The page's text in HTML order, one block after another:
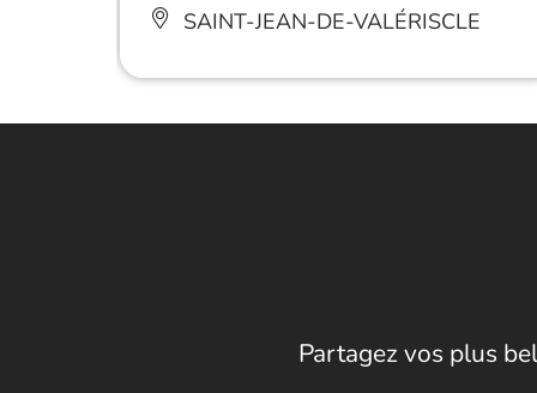
SAINT-JEAN-DE-VALÉRISCLE
Partagez vos plus